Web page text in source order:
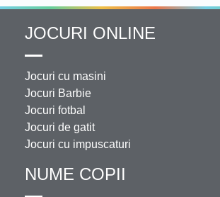
JOCURI ONLINE
Jocuri cu masini
Jocuri Barbie
Jocuri fotbal
Jocuri de gatit
Jocuri cu impuscaturi
NUME COPII